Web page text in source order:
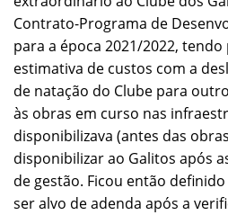
Contrato-Programa de
para a época 2021/2022,
estimativa de custos com a
de natação do Clube para
às obras em curso nas
disponibilizava (antes das
disponibilizar ao Galitos após
de gestão. Ficou então
ser alvo de adenda após a